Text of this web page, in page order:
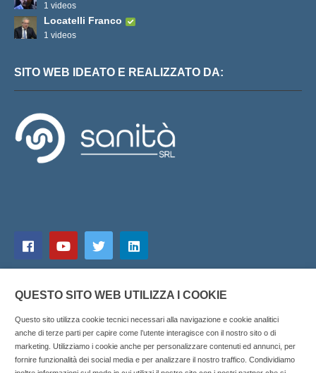
1 videos
Locatelli Franco
1 videos
SITO WEB IDEATO E REALIZZATO DA:
QUESTO SITO WEB UTILIZZA I COOKIE
Questo sito utilizza cookie tecnici necessari alla navigazione e cookie analitici
anche di terze parti per capire come l’utente interagisce con il nostro sito o di
marketing. Utilizziamo i cookie anche per personalizzare contenuti ed annunci, per
fornire funzionalità dei social media e per analizzare il nostro traffico. Condividiamo